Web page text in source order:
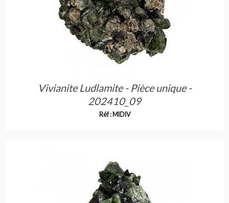
Vivianite Ludlamite - Pièce unique -
202410_09
Réf : MIDIV